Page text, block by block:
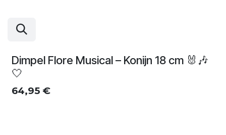
Dimpel Flore Musical – Konijn 18 cm 🐰🎶
🤍
64,95 €